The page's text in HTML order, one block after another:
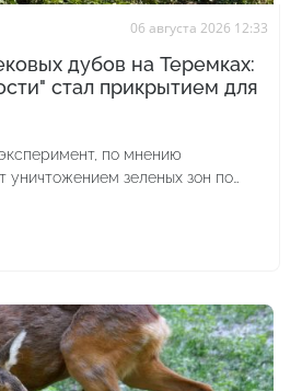
06 августа 2026 12:33
дубов на Теремках:
стал прикрытием для
по мнению
уничтожением зеленых зон по